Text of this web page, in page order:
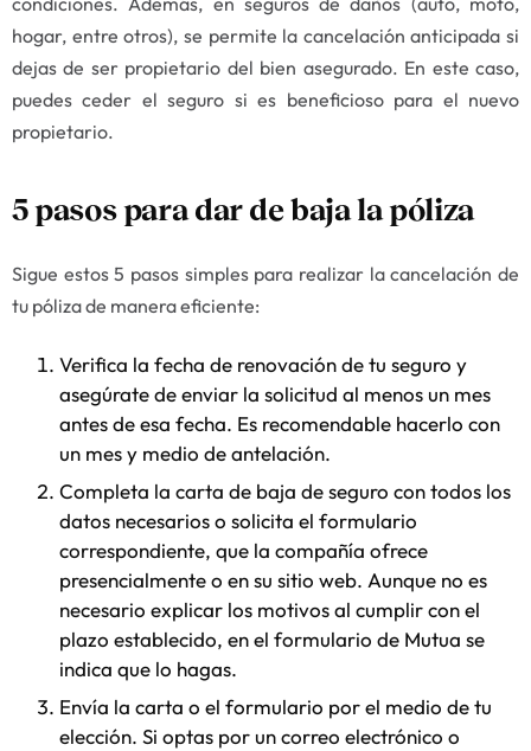
hogar, entre otros), se permite la cancelación anticipada si
dejas de ser propietario del bien asegurado. En este caso,
puedes ceder el seguro si es beneficioso para el nuevo
propietario.
5 pasos para dar de baja la póliza
Sigue estos 5 pasos simples para realizar la cancelación de
tu póliza de manera eficiente:
Verifica la fecha de renovación de tu seguro y
asegúrate de enviar la solicitud al menos un mes
antes de esa fecha. Es recomendable hacerlo con
un mes y medio de antelación.
Completa la carta de baja de seguro con todos los
datos necesarios o solicita el formulario
correspondiente, que la compañía ofrece
presencialmente o en su sitio web. Aunque no es
necesario explicar los motivos al cumplir con el
plazo establecido, en el formulario de Mutua se
indica que lo hagas.
Envía la carta o el formulario por el medio de tu
elección. Si optas por un correo electrónico o